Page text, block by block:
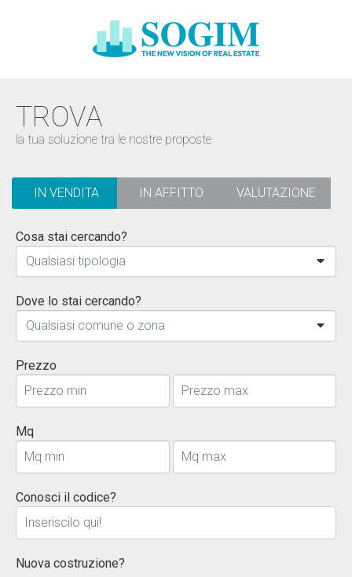
TROVA
la tua soluzione tra le nostre proposte
IN VENDITA IN AFFITTO VALUTAZIONE
Cosa stai cercando?
Qualsiasi tipologia
Dove lo stai cercando?
Qualsiasi comune o zona
Prezzo
Mq
Conosci il codice?
Nuova costruzione?